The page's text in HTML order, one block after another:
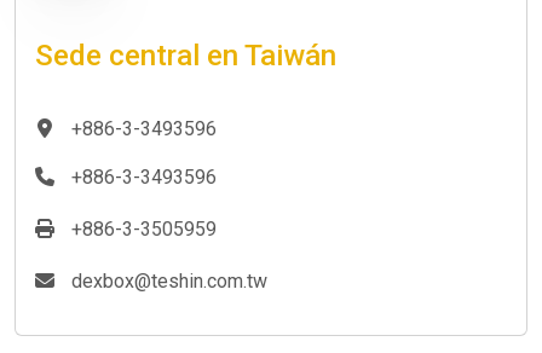
Sede central en Taiwán
+886-3-3493596
+886-3-3493596
+886-3-3505959
dexbox@teshin.com.tw